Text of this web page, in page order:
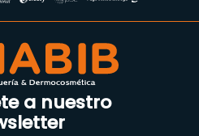
a nuestro